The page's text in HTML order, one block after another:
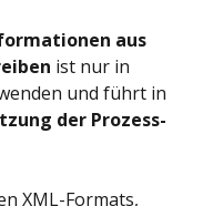
aus
ist nur in
und führt in
der Prozess-
XML-Formats,